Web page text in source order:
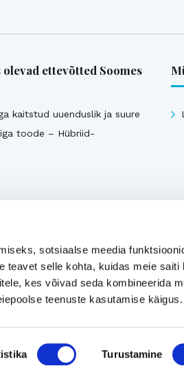
sotsiaalse meedia
teavet selle kohta, kuidas meie saiti
kes võivad seda kombineerida
teenuste kasutamise käigus.
Turustamine
ettevõtted Soomes
kaitstud uuenduslik ja suure
toode – Hübriid-